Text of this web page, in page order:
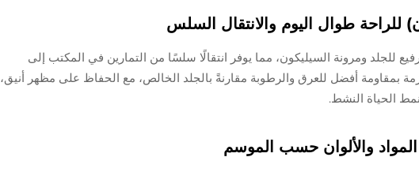
للراحة طوال اليوم والانتقال السلس
للجلد ومرونة السيليكون، مما يوفر انتقالًا سلسًا من التمارين في المكتب إلى
بمقاومة أفضل للعرق والرطوبة مقارنةً بالجلد الخالص، مع الحفاظ على مظهر أنيق،
الحياة النشط.
والألوان حسب الموسم